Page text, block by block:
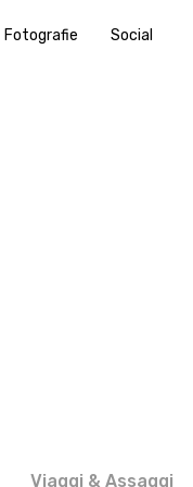
Fotografie Social
Viaggi & Assaggi